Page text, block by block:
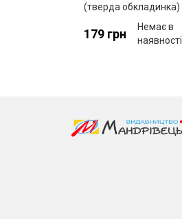
(тверда обкладинка)
179 грн
Немає в
наявності